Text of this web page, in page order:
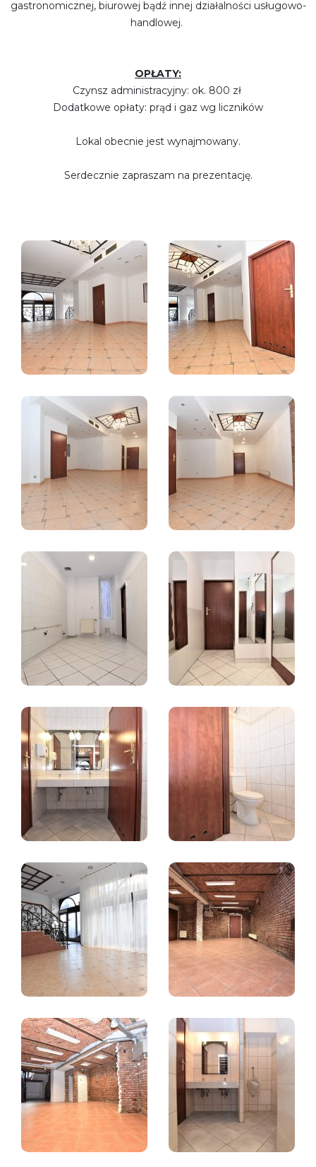
gastronomicznej, biurowej bądź innej działalności usługowo-
handlowej.
OPŁATY:
Czynsz administracyjny: ok. 800 zł
Dodatkowe opłaty: prąd i gaz wg liczników
Lokal obecnie jest wynajmowany.
Serdecznie zapraszam na prezentację.